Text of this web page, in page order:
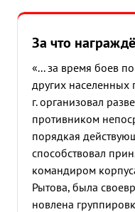
За что
«... за время боев
других населенных
г. организовал
противником
порядкая
способствовал
командиром
Рытова, была
новлена